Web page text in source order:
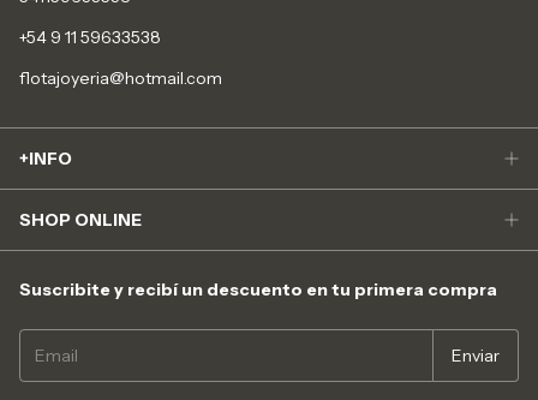
+54 9 11 59633538
flotajoyeria@hotmail.com
+INFO
SHOP ONLINE
Suscribite y recibí un descuento en tu primera compra